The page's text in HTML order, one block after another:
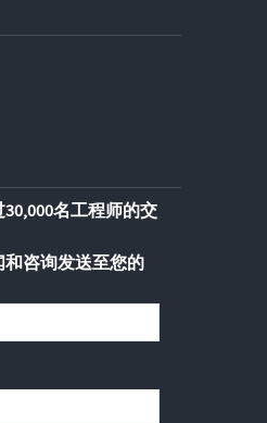
名工程师的交
咨询发送至您的